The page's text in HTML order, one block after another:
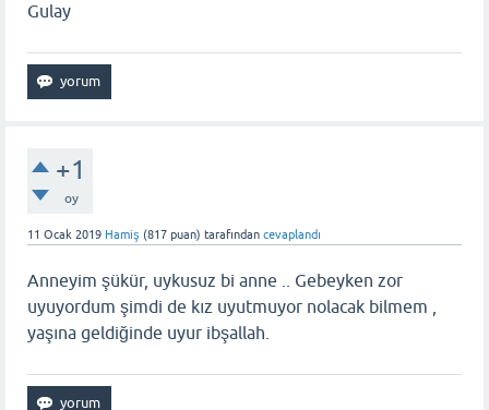
Gulay
+1
oy
11 Ocak 2019 Hamiş (817 puan) tarafından cevaplandı
Anneyim şükür, uykusuz bi anne .. Gebeyken zor
uyuyordum şimdi de kız uyutmuyor nolacak bilmem ,
yaşına geldiğinde uyur ibşallah.